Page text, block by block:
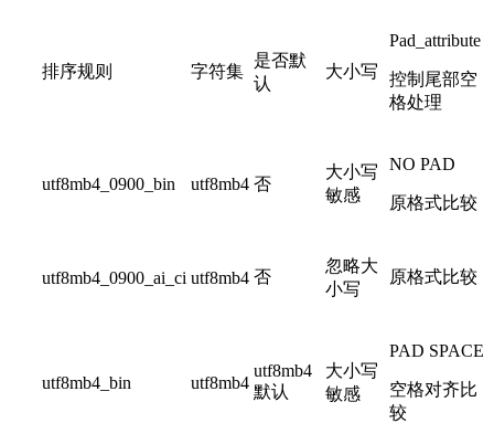
排序规则 字符集
是否默
认
大小写
Pad_attribute
控制尾部空
格处理
utf8mb4_0900_bin utf8mb4 否
大小写
敏感
NO PAD
原格式比较
utf8mb4_0900_ai_ci utf8mb4 否
忽略大
小写
原格式比较
utf8mb4_bin utf8mb4
utf8mb4
默认
大小写
敏感
PAD SPACE
空格对齐比
较